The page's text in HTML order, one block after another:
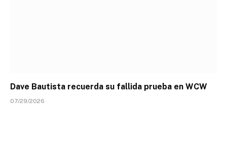
Dave Bautista recuerda su fallida prueba en WCW
07/29/2026